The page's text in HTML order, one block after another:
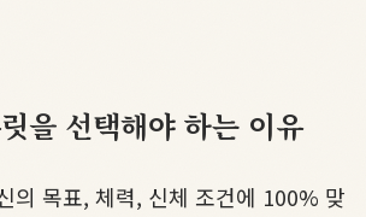
을 선택해야 하는 이유
의 목표, 체력, 신체 조건에 100% 맞